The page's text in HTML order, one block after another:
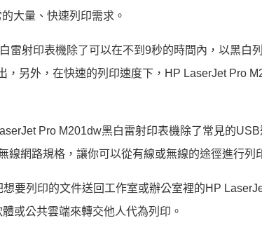
大量、快速列印需求。
雷射印表機除了可以在不到9秒的時間內，以黑白
另外，在快速的列印速度下，HP LaserJet Pro
Pro M201dw黑白雷射印表機除了常見的
網路規格，讓你可以從有線或無線的途徑進行列
要列印的文件送回工作室或辦公室裡的HP
或公共雲端來轉交他人代為列印。